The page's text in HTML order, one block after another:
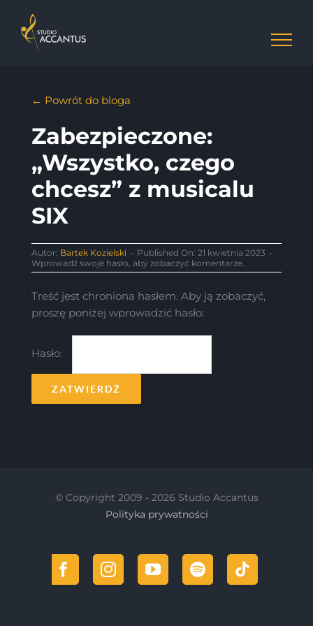
zawartości
← Powrót do bloga
Zabezpieczone:
„Wszystko, czego
chcesz” z musicalu
SIX
Autor: Bartek Kozielski - Published On: 21 kwietnia 2023 -
Wprowadź swoje hasło, aby zobaczyć komentarze.
Treść jest chroniona hasłem. Aby ją zobaczyć,
proszę poniżej wprowadzić hasło:
Hasło:
© Copyright 2009 - 2026 Studio Accantus
Polityka prywatności
FacebookInstagramYouTubeSpotifyTiktok